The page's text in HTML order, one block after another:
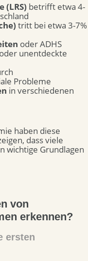
(LRS) betrifft etwa 4-
tritt bei etwa 3-7%
oder ADHS
oder unentdeckte
Probleme
in verschiedenen
haben diese
dass viele
wichtige Grundlagen
von
erkennen?
ersten